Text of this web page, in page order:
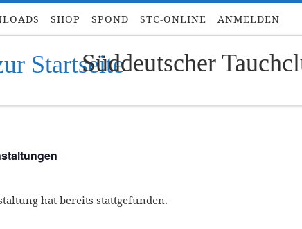
SHOP SPOND STC-ONLINE ANMELDEN
Süddeutscher
hat bereits stattgefunden.